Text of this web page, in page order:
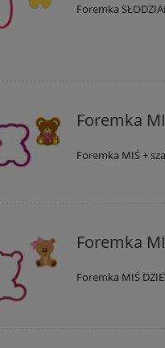
Foremka
Foremka
Foremka MIŚ +
Foremka
Foremka MIŚ